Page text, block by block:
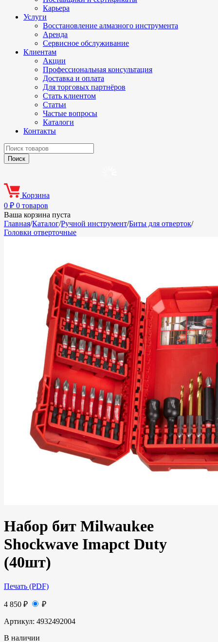
Карьера
Услуги
Восстановление алмазного инструмента
Аренда
Сервисное обслуживание
Клиентам
Акции
Профессиональная консультация
Доставка и оплата
Для торговых партнёров
Стать клиентом
Статьи
Частые вопросы
Каталоги
Контакты
Корзина
0 ₽ 0 товаров
Ваша корзина пуста
Главная/Каталог/Ручной инструмент/Биты для отверток/
Головки отверточные
Набор бит Milwaukee
Shockwave Imapct Duty
(40шт)
Печать (PDF)
4 850 ₽ ₽
Артикул: 4932492004
В наличии